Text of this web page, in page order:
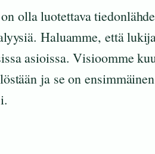
olla luotettava
Haluamme, että
asioissa. Visioomme
ja se on